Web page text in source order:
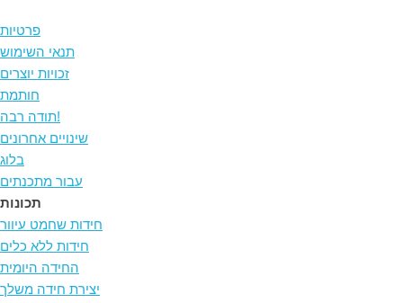
פרטיות
תנאי השימוש
זכויות יוצרים
חותמת
תודה רבה!
שינויים אחרונים
בלוג
עבור מתכנתים
תכונות
חידות שחמט עיוור
חידות ללא כלים
החידה היומית
יצירת חידה משלך